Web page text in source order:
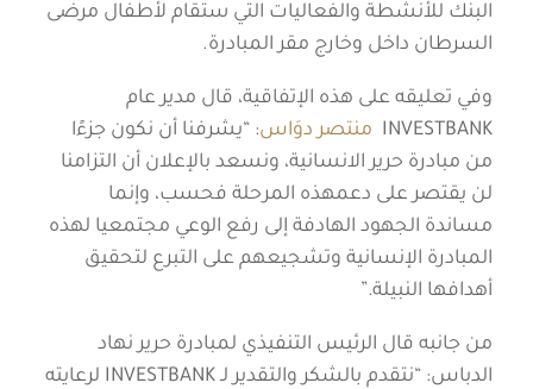
البنك للأنشطة والفعاليات التي ستقام لأطفال مرضى
السرطان داخل وخارج مقر المبادرة.
وفي تعليقه على هذه الإتفاقية، قال مدير عام
INVESTBANK منتصر دوَاس: “يشرفنا أن نكون جزءًا
من مبادرة حرير الانسانية، ونسعد بالإعلان أن التزامنا
لن يقتصر على دعمهذه المرحلة فحسب، وإنما
مساندة الجهود الهادفة إلى رفع الوعي مجتمعيا لهذه
المبادرة الإنسانية وتشجيعهم على التبرع لتحقيق
أهدافها النبيلة.”
من جانبه قال الرئيس التنفيذي لمبادرة حرير نهاد
الدباس: “نتقدم بالشكر والتقدير لـ INVESTBANK لرعايته